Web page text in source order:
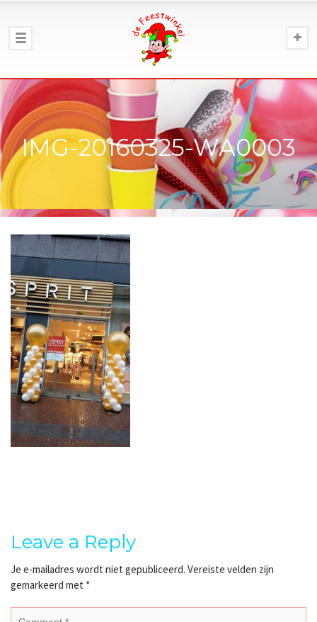
IMG-20160325-WA0003
Leave a Reply
Je e-mailadres wordt niet gepubliceerd. Vereiste velden zijn
gemarkeerd met *